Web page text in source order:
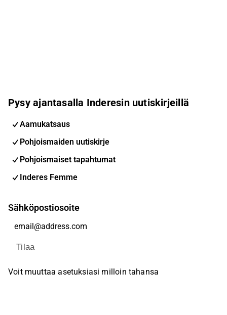
Pysy ajantasalla Inderesin uutiskirjeillä
Aamukatsaus
Pohjoismaiden uutiskirje
Pohjoismaiset tapahtumat
Inderes Femme
Sähköpostiosoite
Tilaa
Voit muuttaa asetuksiasi milloin tahansa